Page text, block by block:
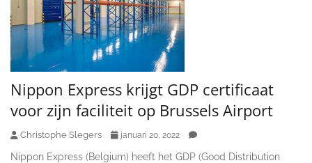
Nippon Express krijgt GDP certificaat
voor zijn faciliteit op Brussels Airport
Christophe Slegers januari 20, 2022
Nippon Express (Belgium) heeft het GDP (Good Distribution